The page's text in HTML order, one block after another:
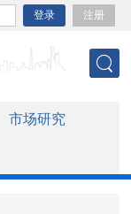
登录 注册
市场研究